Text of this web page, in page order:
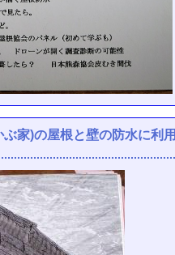
家)の屋根と壁の防水に利用